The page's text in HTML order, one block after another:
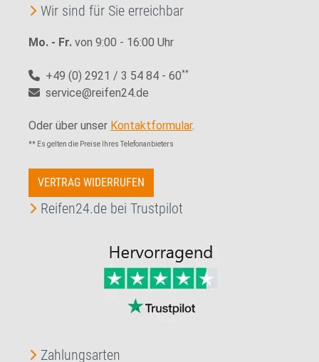
Wir sind für Sie erreichbar
Mo. - Fr. von 9:00 - 16:00 Uhr
+49 (0) 2921 / 3 54 84 - 60**
service@reifen24.de
Oder über unser Kontaktformular.
** Es gelten die Preise Ihres Telefonanbieters
VERTRAG WIDERRUFEN
Reifen24.de bei Trustpilot
Zahlungsarten